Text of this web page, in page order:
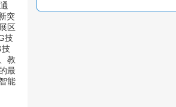
突
区
技
技
教
最
能